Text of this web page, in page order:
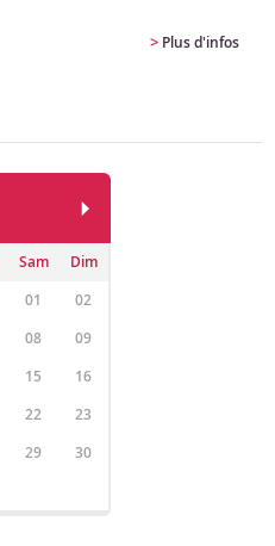
> Plus d'infos
Sam
Dim
01
02
08
09
15
16
22
23
29
30